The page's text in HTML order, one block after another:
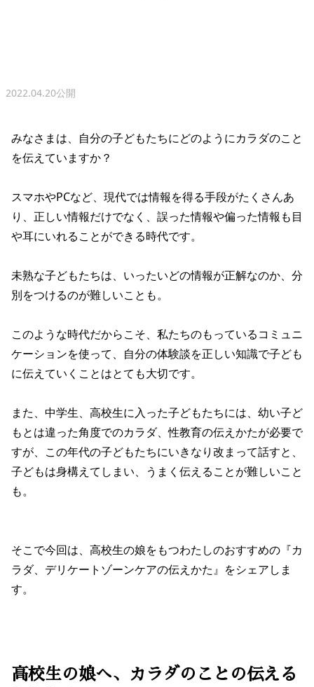
2022.04.20公開
みなさまは、自分の子どもたちにどのようにカラダのこと
を伝えていますか？
スマホやPCなど、現代では情報を得る手段がたくさんあ
り、正しい情報だけでなく、誤った情報や偏った情報も目
や耳にいれることができる時代です。
未熟な子どもたちは、いったいどの情報が正解なのか、分
別をつけるのが難しいことも。
このような時代だからこそ、私たちのもっているコミュニ
ケーションを使って、自分の体験談を正しい知識で子ども
に伝えていくことはとても大切です。
また、中学生、高校生に入った子どもたちには、幼い子ど
もとは違った角度でのカラダ、性教育の伝えかたが必要で
すが、この年代の子どもたちにいきなり改まって話すと、
子どもは身構えてしまい、うまく伝えることが難しいこと
も。
そこで今回は、高校生の娘をもつわたしのおすすめの『カ
ラダ、デリケートゾーンケアの伝えかた』をシェアしま
す。
高校生の娘へ、カラダのことの伝える